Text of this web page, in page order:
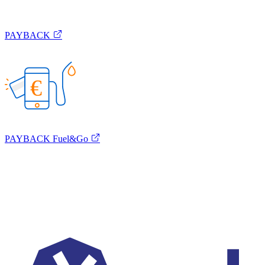
PAYBACK
€
PAYBACK Fuel&Go